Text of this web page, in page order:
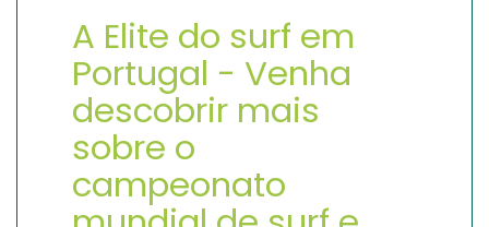
A Elite do surf em
Portugal - Venha
descobrir mais
sobre o
campeonato